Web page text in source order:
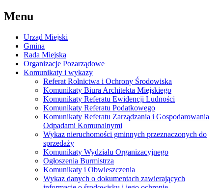
Menu
Urząd Miejski
Gmina
Rada Miejska
Organizacje Pozarządowe
Komunikaty i wykazy
Referat Rolnictwa i Ochrony Środowiska
Komunikaty Biura Architekta Miejskiego
Komunikaty Referatu Ewidencji Ludności
Komunikaty Referatu Podatkowego
Komunikaty Referatu Zarządzania i Gospodarowania
Odpadami Komunalnymi
Wykaz nieruchomości gminnych przeznaczonych do
sprzedaży
Komunikaty Wydziału Organizacyjnego
Ogłoszenia Burmistrza
Komunikaty i Obwieszczenia
Wykaz danych o dokumentach zawierających